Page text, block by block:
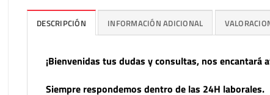
DESCRIPCIÓN INFORMACIÓN ADICIONAL
¡Bienvenidas tus dudas y consultas, nos encantará
Siempre respondemos dentro de las 24H laborales.